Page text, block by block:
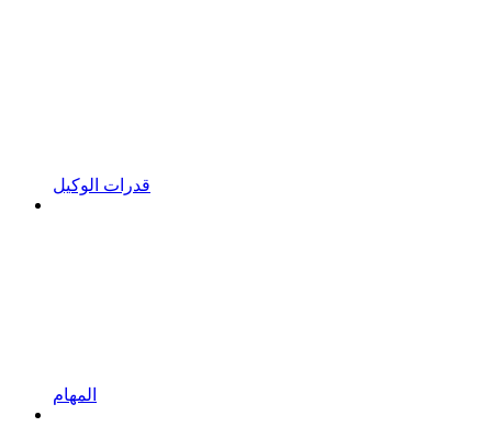
قدرات الوكيل
المهام